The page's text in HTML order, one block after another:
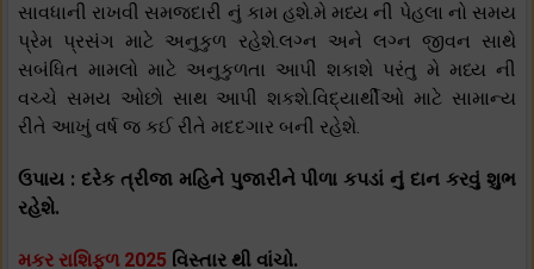
સાવધાની રાખવી સમજદારી નું કામ હશે.મે મધ્ય ની પેહલા નો સમય
પ્રેમ પ્રસંગ માટે અનુકુળ રહેશે.લગ્ન અને લગ્ન જીવન સાથે
સબંધિત મામલો માટે અનુકુળતા આપી શકાશે પરંતુ મે મધ્ય ની
વચ્ચે સમય ઓછો સાથ આપી શકશે.વિદ્યાર્થીઓ માટે સામાન્ય
રીતે આખું વર્ષ જ કઈ રીતે મદદગાર બની રહેશે.
ઉપાય : દરેક ત્રીજા મહિને પુજારીને પીળા કપડાં નું દાન કરવું શુભ
રહેશે.
મકર રાશિફળ 2025 વિસ્તાર થી વાંચો.